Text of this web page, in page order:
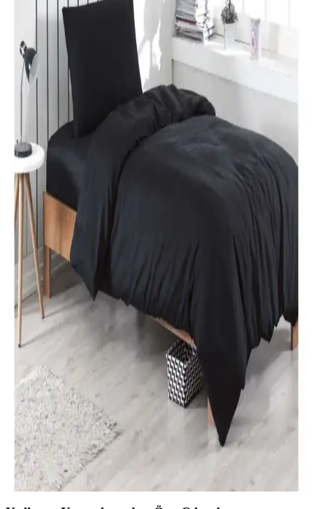
Özdilek Colormix ve Valoroso Çift Kişilik Nevresim
Takımları Karşılaştırması
Bu karşılaştırmada Özdilek Colormix ve Valoroso nevresim
takımlarının kumaş özellikleri, tasarım ve kullanıcı yorumları detaylı
inceleniyor.
Taç Lisanslı Kuromi Temalı Tek Kişilik Pamuklu
Nevresim Takımı Detayları
%100 pamuklu Kuromi nevresim takımı, genç ve dinamik
tasarımıyla rahatlık ve şıklığı bir arada sunar. Yüksek kalite malzeme
ve pratik kullanım özellikleriyle ideal yatak odası seçeneği.
Karaca Home Nevresim Takımları Karşılaştırması:
Malzeme, Tasarım ve Kullanıcı Yorumları
İki farklı Karaca Home nevresim takımı detaylı karşılaştırmasıyla
malzeme, tasarım ve kullanıcı yorumlarını keşfedin. Konfor ve
estetik açısından önemli bilgiler içerir.
Özdilek Tek Kişilik Nevresim Takımları: Konfor ve
Şıklık Sunan Seçenekler
Özdilek'in çeşitli tasarımlarıyla, konfor ve şıklığı bir arada sunan tek
kişilik nevresim takımları, kaliteli kumaşlar ve uygun fiyat
seçenekleriyle odanızı yenilemenize yardımcı olur.
Modern Yatak Odası Dekorasyonunda Siyah Tek
Kişilik Nevresim Takımı Seçenekleri ve İpuçları
Modern yatak odalarında siyah tek kişilik nevresim takımları, şıklık
ve fonksiyonelliği bir arada sunar. Kaliteli malzeme ve doğru bakım
ile uzun ömür sağlar, dekorasyona şıklık katar.